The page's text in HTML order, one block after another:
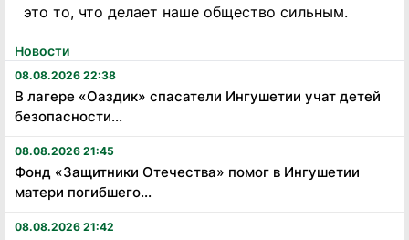
Новости
08.08.2026 22:38
В лагере «Оаздик» спасатели Ингушетии учат детей
безопасности...
08.08.2026 21:45
Фонд «Защитники Отечества» помог в Ингушетии
матери погибшего...
08.08.2026 21:42
это то, что делает наше общество сильным.